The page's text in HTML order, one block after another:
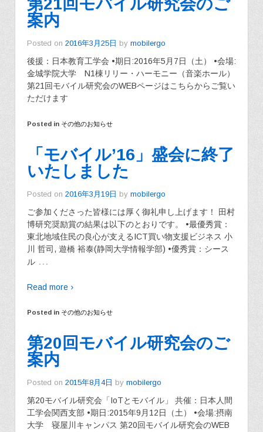
第21回モバイル研究会のご
案内
Posted on 2016年3月25日 by mobilergo
後援：日本教育工学会 •期日:2016年5月7日（土） •会場:
金城学院大学 N1棟リリー・ハーモニー（音楽ホール）
第21回モバイル研究会のWEBページはこちらからご覧い
ただけます
Posted in その他のお知らせ
「モバイル’16」盛会に終了
いたしました
Posted on 2016年3月19日 by mobilergo
ご参加くださった皆様には厚く御礼申し上げます！ 田村
博研究奨励賞の結果は以下のとおりです。 •最優秀賞：
東北地域住民の良心が支えるICT買い物支援ビジネス 小
川 哲司, 遊橋 裕泰(静岡大学情報学部) •優秀賞：シース
ル …
Read more ›
Posted in その他のお知らせ
第20回モバイル研究会のご
案内
Posted on 2015年8月4日 by mobilergo
第20モバイル研究会「IoTとモバイル」 共催：日本人間
工学会関西支部 •期日:2015年9月12日（土） •会場:摂南
大学 寝屋川キャンパス 第20回モバイル研究会のWEB